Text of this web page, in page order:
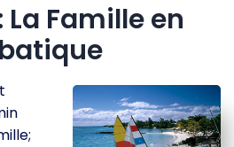
La Famille en